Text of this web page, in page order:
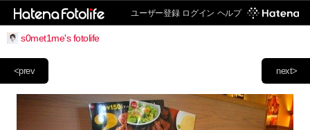
ユーザー登録 ログイン ヘルプ
s0met1me's fotolife
next>
<prev